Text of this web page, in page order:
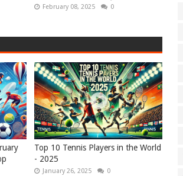
February 08, 2025 0
Top 10 Tennis Players in the World
- 2025
January 26, 2025 0